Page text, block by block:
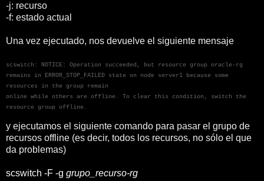
-j: recurso
-f: estado actual
Una vez ejecutado, nos devuelve el siguiente mensaje
scswitch: NOTICE: Operation succeeded, but resource group oracle-rg
remains in ERROR_STOP_FAILED state on node server1 because some
resources in the group remain
online while others are offline. To clear this condition, switch the
resource group offline.
y ejecutamos el siguiente comando para pasar el grupo de
recursos offline (es decir, todos los recursos, no sólo el que
da problemas)
scswitch -F -g grupo_recurso-rg